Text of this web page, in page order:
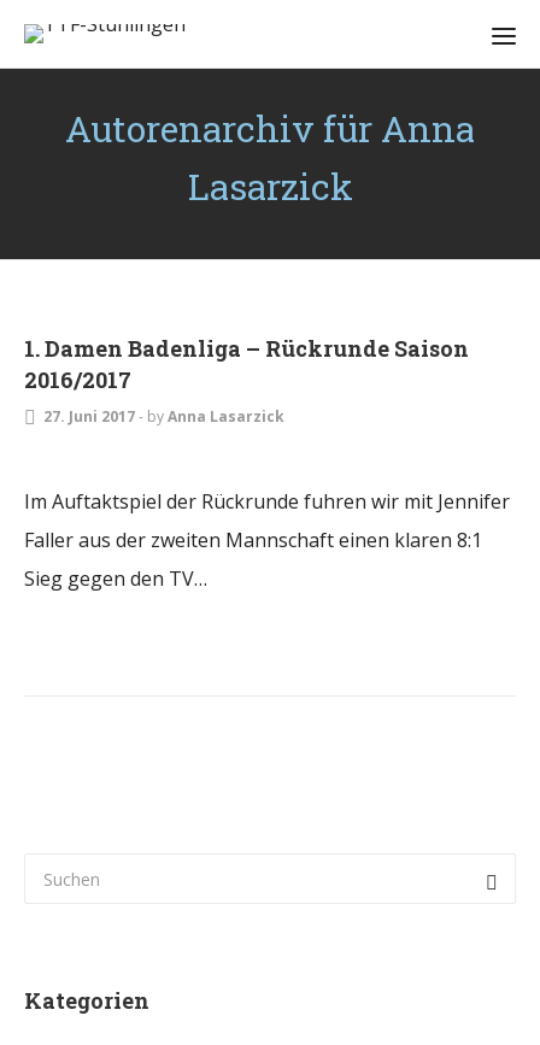
Autorenarchiv für Anna
Lasarzick
1. Damen Badenliga – Rückrunde Saison
2016/2017
27. Juni 2017- byAnna Lasarzick
Im Auftaktspiel der Rückrunde fuhren wir mit Jennifer
Faller aus der zweiten Mannschaft einen klaren 8:1
Sieg gegen den TV…
Kategorien